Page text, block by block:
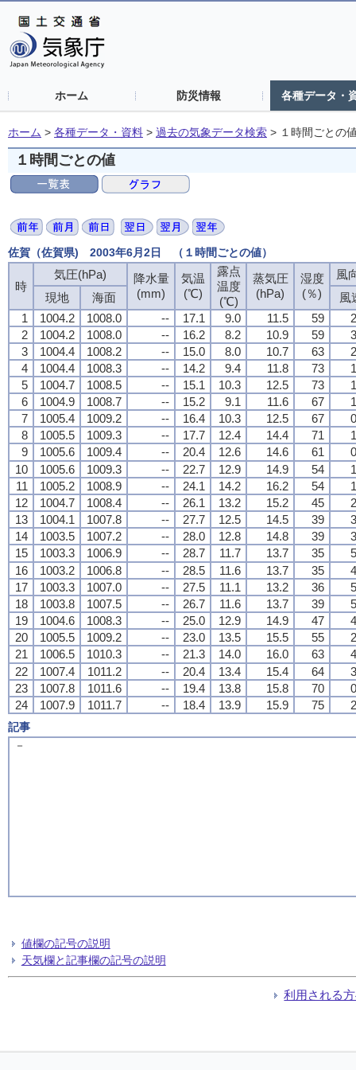
ホーム 防災情報 各種データ・
ホーム > 各種データ・資料 > 過去の気象データ検索 > １時間ごとの
１時間ごとの値
佐賀（佐賀県) 2003年6月2日 （１時間ごとの値）
時
気圧(hPa)
降水量
(mm)
気温
(℃)
露点
温度
(℃)
蒸気圧
(hPa)
湿度
(％)
風
現地
海面
風
1
1004.2 1008.0 -- 17.1 9.0 11.5 59
2
1004.2 1008.0 -- 16.2 8.2 10.9 59
3
1004.4 1008.2 -- 15.0 8.0 10.7 63
4
1004.4 1008.3 -- 14.2 9.4 11.8 73
5
1004.7 1008.5 -- 15.1 10.3 12.5 73
6
1004.9 1008.7 -- 15.2 9.1 11.6 67
7
1005.4 1009.2 -- 16.4 10.3 12.5 67
8
1005.5 1009.3 -- 17.7 12.4 14.4 71
9
1005.6 1009.4 -- 20.4 12.6 14.6 61
10
1005.6 1009.3 -- 22.7 12.9 14.9 54
11
1005.2 1008.9 -- 24.1 14.2 16.2 54
12
1004.7 1008.4 -- 26.1 13.2 15.2 45
13
1004.1 1007.8 -- 27.7 12.5 14.5 39
14
1003.5 1007.2 -- 28.0 12.8 14.8 39
15
1003.3 1006.9 -- 28.7 11.7 13.7 35
16
1003.2 1006.8 -- 28.5 11.6 13.7 35
17
1003.3 1007.0 -- 27.5 11.1 13.2 36
18
1003.8 1007.5 -- 26.7 11.6 13.7 39
19
1004.6 1008.3 -- 25.0 12.9 14.9 47
20
1005.5 1009.2 -- 23.0 13.5 15.5 55
21
1006.5 1010.3 -- 21.3 14.0 16.0 63
22
1007.4 1011.2 -- 20.4 13.4 15.4 64
23
1007.8 1011.6 -- 19.4 13.8 15.8 70
24
1007.9 1011.7 -- 18.4 13.9 15.9 75
記事
－
値欄の記号の説明
天気欄と記事欄の記号の説明
利用される